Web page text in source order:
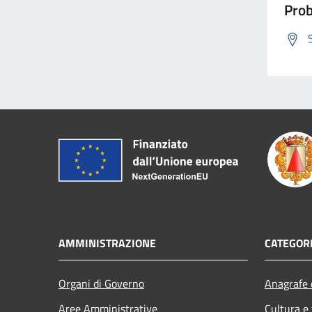
AMMINISTRAZIONE
Organi di Governo
Aree Amministrative
Cultura